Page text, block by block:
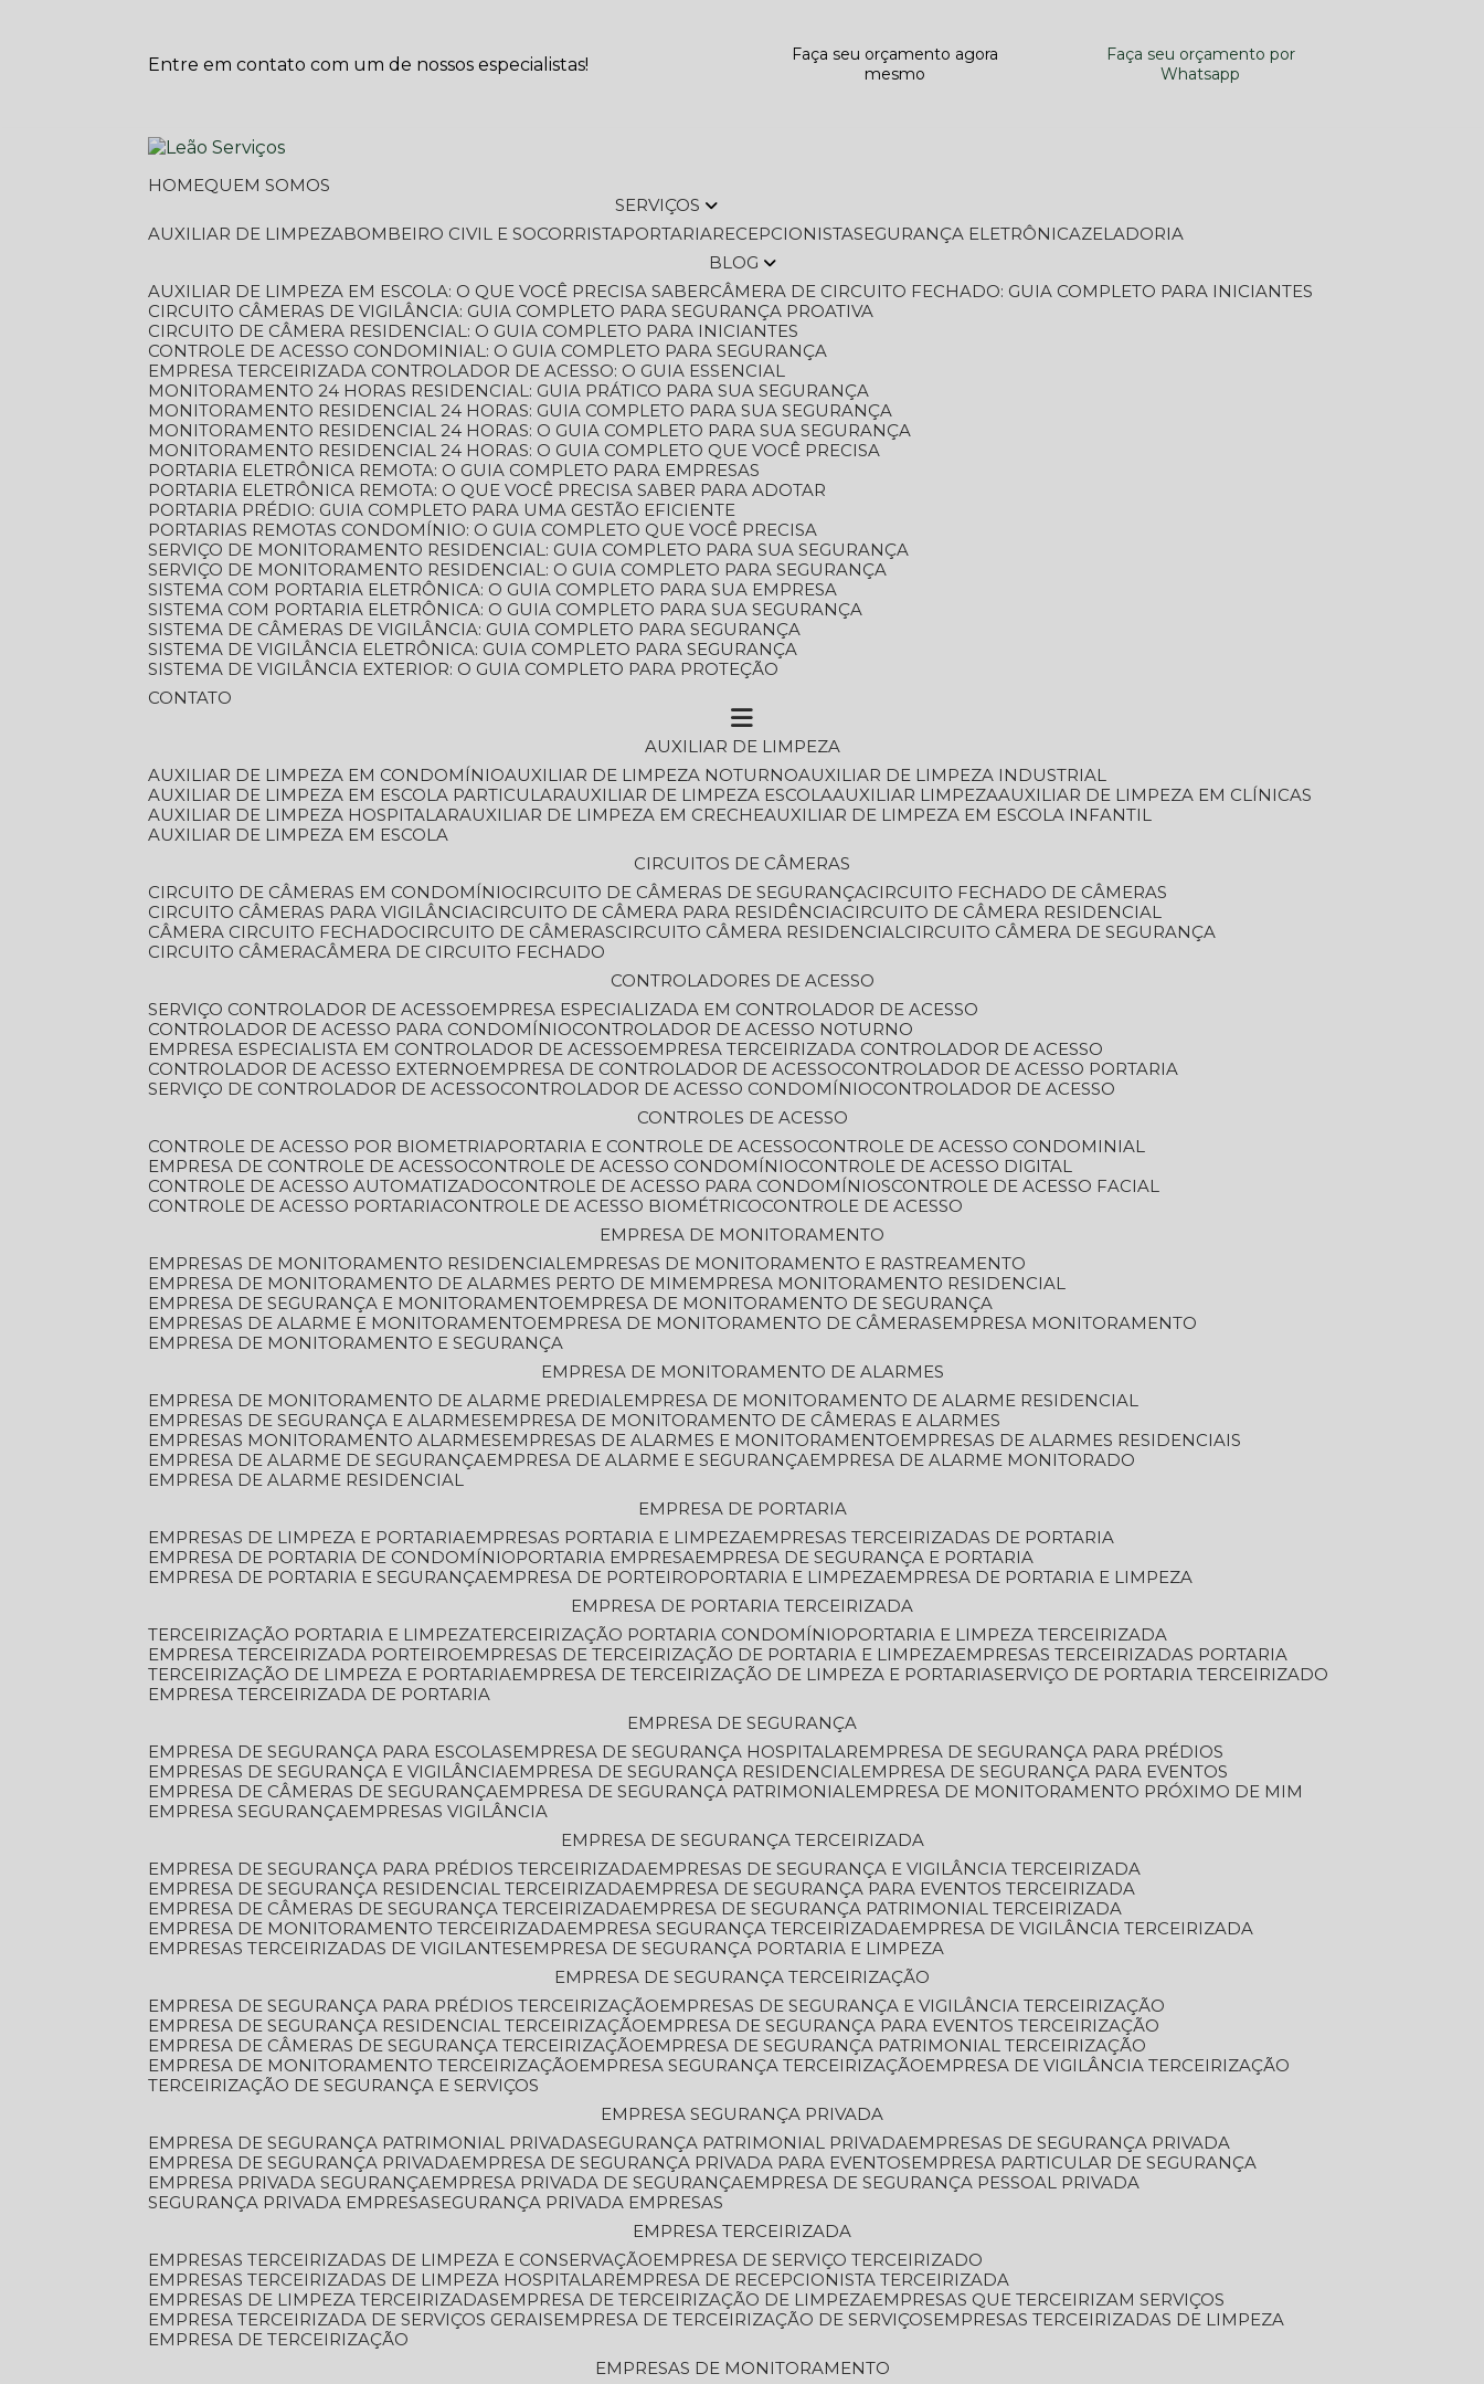
Entre em contato com um de nossos especialistas!
Faça seu orçamento agora
mesmo
Faça seu orçamento por
Whatsapp
HOME
QUEM SOMOS
SERVIÇOS
AUXILIAR DE LIMPEZA
BOMBEIRO CIVIL E SOCORRISTA PORTARIA RECEPCIONISTA SEGURANÇA ELETRÔNICA
ZELADORIA
BLOG
AUXILIAR DE LIMPEZA EM ESCOLA: O QUE VOCÊ PRECISA SABER
CÂMERA DE CIRCUITO FECHADO: GUIA COMPLETO PARA INICIANTES
CIRCUITO CÂMERAS DE VIGILÂNCIA: GUIA COMPLETO PARA SEGURANÇA PROATIVA
CIRCUITO DE CÂMERA RESIDENCIAL: O GUIA COMPLETO PARA INICIANTES
CONTROLE DE ACESSO CONDOMINIAL: O GUIA COMPLETO PARA SEGURANÇA
EMPRESA TERCEIRIZADA CONTROLADOR DE ACESSO: O GUIA ESSENCIAL
MONITORAMENTO 24 HORAS RESIDENCIAL: GUIA PRÁTICO PARA SUA SEGURANÇA
MONITORAMENTO RESIDENCIAL 24 HORAS: GUIA COMPLETO PARA SUA SEGURANÇA
MONITORAMENTO RESIDENCIAL 24 HORAS: O GUIA COMPLETO PARA SUA SEGURANÇA
MONITORAMENTO RESIDENCIAL 24 HORAS: O GUIA COMPLETO QUE VOCÊ PRECISA
PORTARIA ELETRÔNICA REMOTA: O GUIA COMPLETO PARA EMPRESAS
PORTARIA ELETRÔNICA REMOTA: O QUE VOCÊ PRECISA SABER PARA ADOTAR
PORTARIA PRÉDIO: GUIA COMPLETO PARA UMA GESTÃO EFICIENTE
PORTARIAS REMOTAS CONDOMÍNIO: O GUIA COMPLETO QUE VOCÊ PRECISA
SERVIÇO DE MONITORAMENTO RESIDENCIAL: GUIA COMPLETO PARA SUA SEGURANÇA
SERVIÇO DE MONITORAMENTO RESIDENCIAL: O GUIA COMPLETO PARA SEGURANÇA
SISTEMA COM PORTARIA ELETRÔNICA: O GUIA COMPLETO PARA SUA EMPRESA
SISTEMA COM PORTARIA ELETRÔNICA: O GUIA COMPLETO PARA SUA SEGURANÇA
SISTEMA DE CÂMERAS DE VIGILÂNCIA: GUIA COMPLETO PARA SEGURANÇA
SISTEMA DE VIGILÂNCIA ELETRÔNICA: GUIA COMPLETO PARA SEGURANÇA
SISTEMA DE VIGILÂNCIA EXTERIOR: O GUIA COMPLETO PARA PROTEÇÃO
CONTATO
AUXILIAR DE LIMPEZA
AUXILIAR DE LIMPEZA EM CONDOMÍNIO
AUXILIAR DE LIMPEZA NOTURNO
AUXILIAR DE LIMPEZA INDUSTRIAL
AUXILIAR DE LIMPEZA EM ESCOLA PARTICULAR
AUXILIAR DE LIMPEZA ESCOLA AUXILIAR LIMPEZA
AUXILIAR DE LIMPEZA EM CLÍNICAS
AUXILIAR DE LIMPEZA HOSPITALAR
AUXILIAR DE LIMPEZA EM CRECHE
AUXILIAR DE LIMPEZA EM ESCOLA INFANTIL
AUXILIAR DE LIMPEZA EM ESCOLA
CIRCUITOS DE CÂMERAS
CIRCUITO DE CÂMERAS EM CONDOMÍNIO
CIRCUITO DE CÂMERAS DE SEGURANÇA
CIRCUITO FECHADO DE CÂMERAS
CIRCUITO CÂMERAS PARA VIGILÂNCIA
CIRCUITO DE CÂMERA PARA RESIDÊNCIA
CIRCUITO DE CÂMERA RESIDENCIAL
CÂMERA CIRCUITO FECHADO
CIRCUITO DE CÂMERAS CIRCUITO CÂMERA RESIDENCIAL
CIRCUITO CÂMERA DE SEGURANÇA
CIRCUITO CÂMERA
CÂMERA DE CIRCUITO FECHADO
CONTROLADORES DE ACESSO
SERVIÇO CONTROLADOR DE ACESSO
EMPRESA ESPECIALIZADA EM CONTROLADOR DE ACESSO
CONTROLADOR DE ACESSO PARA CONDOMÍNIO
CONTROLADOR DE ACESSO NOTURNO
EMPRESA ESPECIALISTA EM CONTROLADOR DE ACESSO
EMPRESA TERCEIRIZADA CONTROLADOR DE ACESSO
CONTROLADOR DE ACESSO EXTERNO
EMPRESA DE CONTROLADOR DE ACESSO
CONTROLADOR DE ACESSO PORTARIA
SERVIÇO DE CONTROLADOR DE ACESSO
CONTROLADOR DE ACESSO CONDOMÍNIO
CONTROLADOR DE ACESSO
CONTROLES DE ACESSO
CONTROLE DE ACESSO POR BIOMETRIA
PORTARIA E CONTROLE DE ACESSO
CONTROLE DE ACESSO CONDOMINIAL
EMPRESA DE CONTROLE DE ACESSO
CONTROLE DE ACESSO CONDOMÍNIO
CONTROLE DE ACESSO DIGITAL
CONTROLE DE ACESSO AUTOMATIZADO
CONTROLE DE ACESSO PARA CONDOMÍNIOS
CONTROLE DE ACESSO FACIAL
CONTROLE DE ACESSO PORTARIA CONTROLE DE ACESSO BIOMÉTRICO
CONTROLE DE ACESSO
EMPRESA DE MONITORAMENTO
EMPRESAS DE MONITORAMENTO RESIDENCIAL
EMPRESAS DE MONITORAMENTO E RASTREAMENTO
EMPRESA DE MONITORAMENTO DE ALARMES PERTO DE MIM
EMPRESA MONITORAMENTO RESIDENCIAL
EMPRESA DE SEGURANÇA E MONITORAMENTO
EMPRESA DE MONITORAMENTO DE SEGURANÇA
EMPRESAS DE ALARME E MONITORAMENTO
EMPRESA DE MONITORAMENTO DE CÂMERAS
EMPRESA MONITORAMENTO
EMPRESA DE MONITORAMENTO E SEGURANÇA
EMPRESA DE MONITORAMENTO DE ALARMES
EMPRESA DE MONITORAMENTO DE ALARME PREDIAL
EMPRESA DE MONITORAMENTO DE ALARME RESIDENCIAL
EMPRESAS DE SEGURANÇA E ALARMES
EMPRESA DE MONITORAMENTO DE CÂMERAS E ALARMES
EMPRESAS MONITORAMENTO ALARMES
EMPRESAS DE ALARMES E MONITORAMENTO
EMPRESAS DE ALARMES RESIDENCIAIS
EMPRESA DE ALARME DE SEGURANÇA
EMPRESA DE ALARME E SEGURANÇA
EMPRESA DE ALARME MONITORADO
EMPRESA DE ALARME RESIDENCIAL
EMPRESA DE PORTARIA
EMPRESAS DE LIMPEZA E PORTARIA
EMPRESAS PORTARIA E LIMPEZA
EMPRESAS TERCEIRIZADAS DE PORTARIA
EMPRESA DE PORTARIA DE CONDOMÍNIO
PORTARIA EMPRESA
EMPRESA DE SEGURANÇA E PORTARIA
EMPRESA DE PORTARIA E SEGURANÇA
EMPRESA DE PORTEIRO PORTARIA E LIMPEZA
EMPRESA DE PORTARIA E LIMPEZA
EMPRESA DE PORTARIA TERCEIRIZADA
TERCEIRIZAÇÃO PORTARIA E LIMPEZA TERCEIRIZAÇÃO PORTARIA CONDOMÍNIO
PORTARIA E LIMPEZA TERCEIRIZADA
EMPRESA TERCEIRIZADA PORTEIRO
EMPRESAS DE TERCEIRIZAÇÃO DE PORTARIA E LIMPEZA
EMPRESAS TERCEIRIZADAS PORTARIA
TERCEIRIZAÇÃO DE LIMPEZA E PORTARIA
EMPRESA DE TERCEIRIZAÇÃO DE LIMPEZA E PORTARIA SERVIÇO DE PORTARIA TERCEIRIZADO
EMPRESA TERCEIRIZADA DE PORTARIA
EMPRESA DE SEGURANÇA
EMPRESA DE SEGURANÇA PARA ESCOLAS
EMPRESA DE SEGURANÇA HOSPITALAR
EMPRESA DE SEGURANÇA PARA PRÉDIOS
EMPRESAS DE SEGURANÇA E VIGILÂNCIA
EMPRESA DE SEGURANÇA RESIDENCIAL
EMPRESA DE SEGURANÇA PARA EVENTOS
EMPRESA DE CÂMERAS DE SEGURANÇA
EMPRESA DE SEGURANÇA PATRIMONIAL
EMPRESA DE MONITORAMENTO PRÓXIMO DE MIM
EMPRESA SEGURANÇA
EMPRESAS VIGILÂNCIA
EMPRESA DE SEGURANÇA TERCEIRIZADA
EMPRESA DE SEGURANÇA PARA PRÉDIOS TERCEIRIZADA
EMPRESAS DE SEGURANÇA E VIGILÂNCIA TERCEIRIZADA
EMPRESA DE SEGURANÇA RESIDENCIAL TERCEIRIZADA
EMPRESA DE SEGURANÇA PARA EVENTOS TERCEIRIZADA
EMPRESA DE CÂMERAS DE SEGURANÇA TERCEIRIZADA
EMPRESA DE SEGURANÇA PATRIMONIAL TERCEIRIZADA
EMPRESA DE MONITORAMENTO TERCEIRIZADA
EMPRESA SEGURANÇA TERCEIRIZADA
EMPRESA DE VIGILÂNCIA TERCEIRIZADA
EMPRESAS TERCEIRIZADAS DE VIGILANTES
EMPRESA DE SEGURANÇA PORTARIA E LIMPEZA
EMPRESA DE SEGURANÇA TERCEIRIZAÇÃO
EMPRESA DE SEGURANÇA PARA PRÉDIOS TERCEIRIZAÇÃO
EMPRESAS DE SEGURANÇA E VIGILÂNCIA TERCEIRIZAÇÃO
EMPRESA DE SEGURANÇA RESIDENCIAL TERCEIRIZAÇÃO
EMPRESA DE SEGURANÇA PARA EVENTOS TERCEIRIZAÇÃO
EMPRESA DE CÂMERAS DE SEGURANÇA TERCEIRIZAÇÃO
EMPRESA DE SEGURANÇA PATRIMONIAL TERCEIRIZAÇÃO
EMPRESA DE MONITORAMENTO TERCEIRIZAÇÃO
EMPRESA SEGURANÇA TERCEIRIZAÇÃO
EMPRESA DE VIGILÂNCIA TERCEIRIZAÇÃO
TERCEIRIZAÇÃO DE SEGURANÇA E SERVIÇOS
EMPRESA SEGURANÇA PRIVADA
EMPRESA DE SEGURANÇA PATRIMONIAL PRIVADA SEGURANÇA PATRIMONIAL PRIVADA
EMPRESAS DE SEGURANÇA PRIVADA
EMPRESA DE SEGURANÇA PRIVADA
EMPRESA DE SEGURANÇA PRIVADA PARA EVENTOS
EMPRESA PARTICULAR DE SEGURANÇA
EMPRESA PRIVADA SEGURANÇA
EMPRESA PRIVADA DE SEGURANÇA
EMPRESA DE SEGURANÇA PESSOAL PRIVADA
SEGURANÇA PRIVADA EMPRESA SEGURANÇA PRIVADA EMPRESAS
EMPRESA TERCEIRIZADA
EMPRESAS TERCEIRIZADAS DE LIMPEZA E CONSERVAÇÃO
EMPRESA DE SERVIÇO TERCEIRIZADO
EMPRESAS TERCEIRIZADAS DE LIMPEZA HOSPITALAR
EMPRESA DE RECEPCIONISTA TERCEIRIZADA
EMPRESAS DE LIMPEZA TERCEIRIZADAS
EMPRESA DE TERCEIRIZAÇÃO DE LIMPEZA
EMPRESAS QUE TERCEIRIZAM SERVIÇOS
EMPRESA TERCEIRIZADA DE SERVIÇOS GERAIS
EMPRESA DE TERCEIRIZAÇÃO DE SERVIÇOS
EMPRESAS TERCEIRIZADAS DE LIMPEZA
EMPRESA DE TERCEIRIZAÇÃO
EMPRESAS DE MONITORAMENTO